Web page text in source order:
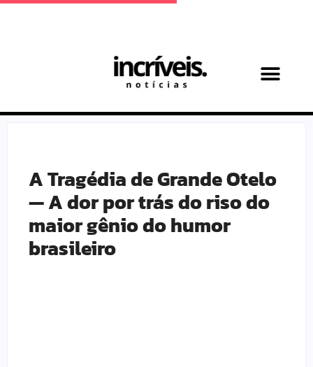
A Tragédia de Grande Otelo
— A dor por trás do riso do
maior gênio do humor
brasileiro